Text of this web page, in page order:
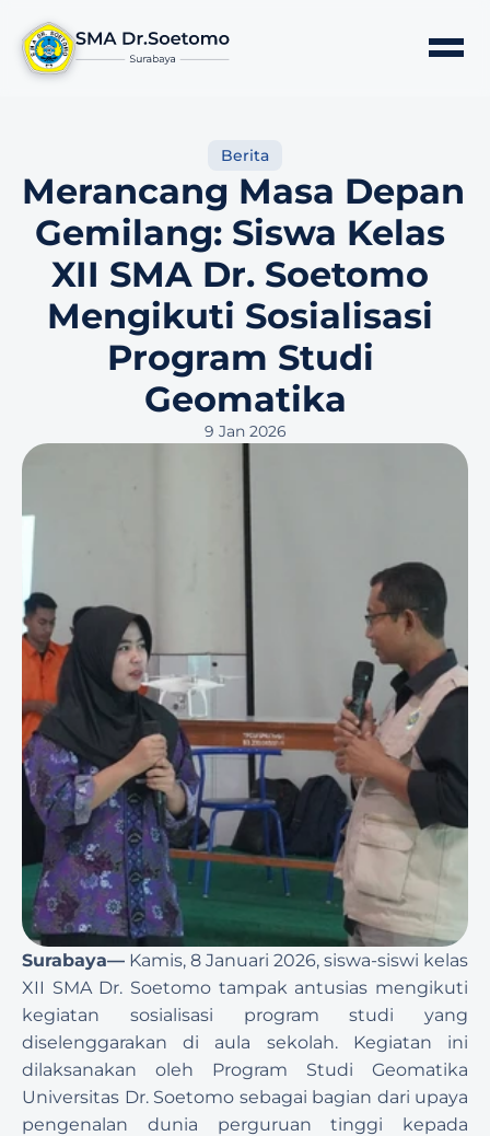
Berita
Merancang Masa Depan
Gemilang: Siswa Kelas
XII SMA Dr. Soetomo
Mengikuti Sosialisasi
Program Studi
Geomatika
9 Jan 2026
Surabaya— Kamis, 8 Januari 2026, siswa-siswi kelas
XII SMA Dr. Soetomo tampak antusias mengikuti
kegiatan sosialisasi program studi yang
diselenggarakan di aula sekolah. Kegiatan ini
dilaksanakan oleh Program Studi Geomatika
Universitas Dr. Soetomo sebagai bagian dari upaya
pengenalan dunia perguruan tinggi kepada